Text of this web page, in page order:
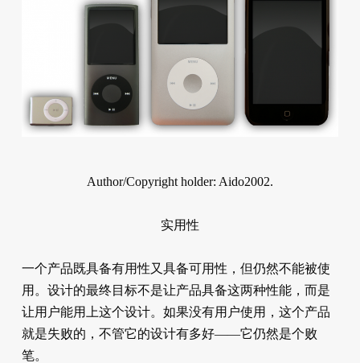
Author/Copyright holder: Aido2002.
实用性
一个产品既具备有用性又具备可用性，但仍然不能被使
用。设计的最终目标不是让产品具备这两种性能，而是
让用户能用上这个设计。如果没有用户使用，这个产品
就是失败的，不管它的设计有多好——它仍然是个败
笔。